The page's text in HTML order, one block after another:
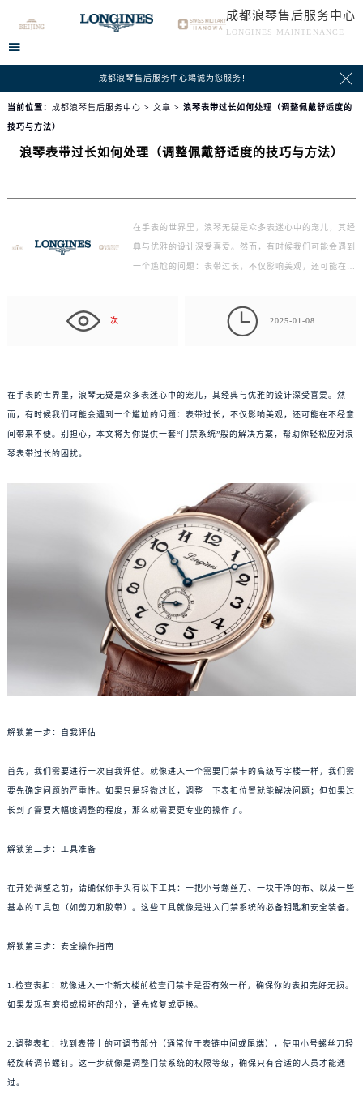
成都浪琴售后服务中心
LONGINES MAINTENANCE

成都浪琴售后服务中心竭诚为您服务！ 
当前位置： 成都浪琴售后服务中心 > 文章 > 浪琴表带过长如何处理（调整佩戴舒适度的
技巧与方法）
浪琴表带过长如何处理（调整佩戴舒适度的技巧与方法）
在手表的世界里，浪琴无疑是众多表迷心中的宠儿，其经
典与优雅的设计深受喜爱。然而，有时候我们可能会遇到
一个尴尬的问题：表带过长，不仅影响美观，还可能在不
次  2025-01-08
在手表的世界里，浪琴无疑是众多表迷心中的宠儿，其经典与优雅的设计深受喜爱。然
而，有时候我们可能会遇到一个尴尬的问题：表带过长，不仅影响美观，还可能在不经意
间带来不便。别担心，本文将为你提供一套“门禁系统”般的解决方案，帮助你轻松应对浪
琴表带过长的困扰。
解锁第一步：自我评估
首先，我们需要进行一次自我评估。就像进入一个需要门禁卡的高级写字楼一样，我们需
要先确定问题的严重性。如果只是轻微过长，调整一下表扣位置就能解决问题；但如果过
长到了需要大幅度调整的程度，那么就需要更专业的操作了。
解锁第二步：工具准备
在开始调整之前，请确保你手头有以下工具：一把小号螺丝刀、一块干净的布、以及一些
基本的工具包（如剪刀和胶带）。这些工具就像是进入门禁系统的必备钥匙和安全装备。
解锁第三步：安全操作指南
1.检查表扣：就像进入一个新大楼前检查门禁卡是否有效一样，确保你的表扣完好无损。
如果发现有磨损或损坏的部分，请先修复或更换。
2.调整表扣：找到表带上的可调节部分（通常位于表链中间或尾端），使用小号螺丝刀轻
轻旋转调节螺钉。这一步就像是调整门禁系统的权限等级，确保只有合适的人员才能通
过。